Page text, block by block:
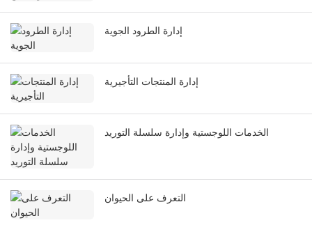
إدارة الطرود الجوية
إدارة المنتجات التأجيرية
الخدمات اللوجستية وإدارة سلسلة التوريد
التعرف على الحيوان